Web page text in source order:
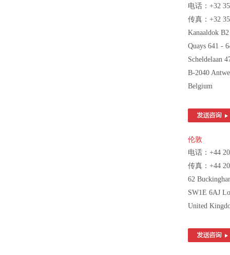
电话：+32
传真：+32
Kanaaldok B2
Quays 641 -
Scheldelaan
B-2040
Belgium
伦敦
电话：+44
传真：+44
62
SW1E 6AJ
United